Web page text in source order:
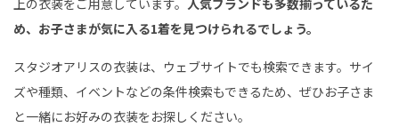
上の衣装をご用意しています。 人気ブランドも多数揃っているた
め、お子さまが気に入る1着を見つけられるでしょう。
スタジオアリスの衣装は、ウェブサイトでも検索できます。サイ
ズや種類、イベントなどの条件検索もできるため、ぜひお子さま
と一緒にお好みの衣装をお探しください。